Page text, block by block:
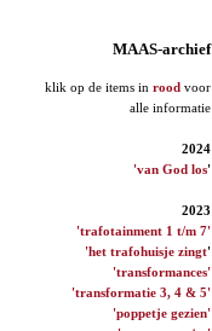
MAAS-archief
klik op de items in rood voor
alle informatie
2024
'van God los'
2023
'trafotainment 1 t/m 7'
'het trafohuisje zingt'
'transformances'
'transformatie 3, 4 & 5'
'poppetje gezien'